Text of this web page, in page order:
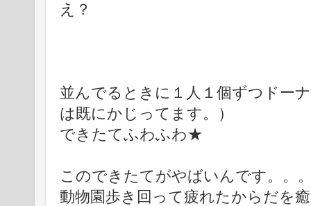
え？
並んでるときに１人１個ずつドー
は既にかじってます。）
できたてふわふわ★
このできたてがやばいんです。。
動物園歩き回って疲れたからだを